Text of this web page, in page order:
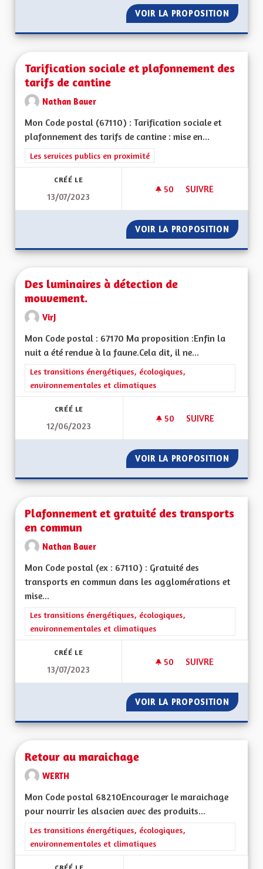
VOIR LA PROPOSITION
Tarification sociale et plafonnement des
tarifs de cantine
Nathan Bauer
Mon Code postal (67110) : Tarification sociale et
plafonnement des tarifs de cantine : mise en...
Filtrer les résultats de la catégorie : Les services publics en
Les services publics en proximité
CRÉÉ LE
13/07/2023
50 50 ABONNÉS
SUIVRE
VOIR LA PROPOSITION
Des luminaires à détection de
mouvement.
VirJ
Mon Code postal : 67170 Ma proposition :Enfin la
nuit a été rendue à la faune.Cela dit, il ne...
Filtrer les résultats de la catégorie : Les transitions
Les transitions énergétiques, écologiques,
environnementales et climatiques
CRÉÉ LE
12/06/2023
50 50 ABONNÉS
SUIVRE
VOIR LA PROPOSITION DES
Plafonnement et gratuité des transports
en commun
Nathan Bauer
Mon Code postal (ex : 67110) : Gratuité des
transports en commun dans les agglomérations et
mise...
Filtrer les résultats de la catégorie : Les transitions
Les transitions énergétiques, écologiques,
environnementales et climatiques
CRÉÉ LE
13/07/2023
50 50 ABONNÉS
SUIVRE
VOIR LA PROPOSITION
Retour au maraichage
WERTH
Mon Code postal 68210Encourager le maraichage
pour nourrir les alsacien avec des produits...
Filtrer les résultats de la catégorie : Les transitions
Les transitions énergétiques, écologiques,
environnementales et climatiques